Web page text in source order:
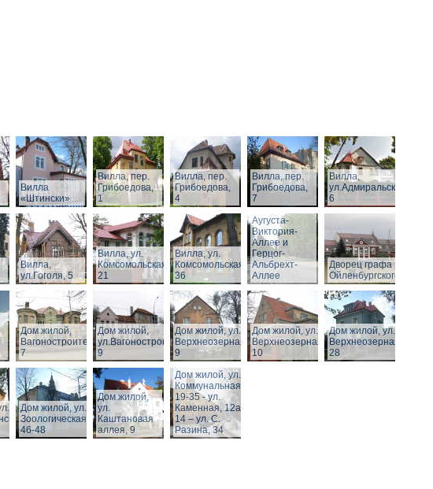
Вилла
«Штински»
Вилла, пер.
Грибоедова,
1
Вилла, пер.
Грибоедова,
4
Вилла, пер.
Грибоедова,
7
Вилла,
ул.Адмиральская,
6
Вилла,
ул.Гоголя, 5
Вилла, ул.
Комсомольская,
21
Вилла, ул.
Комсомольская,
36
Виллы по
Аугуста-
Виктория-
Аллее и
Герцог-
Альбрехт-
Аллее
Дворец графа
Ойленбургского
Дом жилой,
Вагоностроительная,
7
Дом жилой,
ул.Вагоностроительная,
9
Дом жилой, ул.
Верхнеозерная,
9
Дом жилой, ул.
Верхнеозерная,
10
Дом жилой, ул.
Верхнеозерная,
28
З.Дом жилой, ул.
Зоологическая,
46-48
Дом жилой,
ул.
Каштановая
аллея, 9
Дом жилой, ул.
Коммунальная,
19-35 - ул.
Каменная, 12а,
14 – ул. С.
Разина, 34